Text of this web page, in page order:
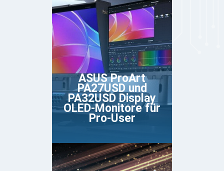
ASUS ProArt
PA27USD und
PA32USD Display
OLED-Monitore für
Pro-User